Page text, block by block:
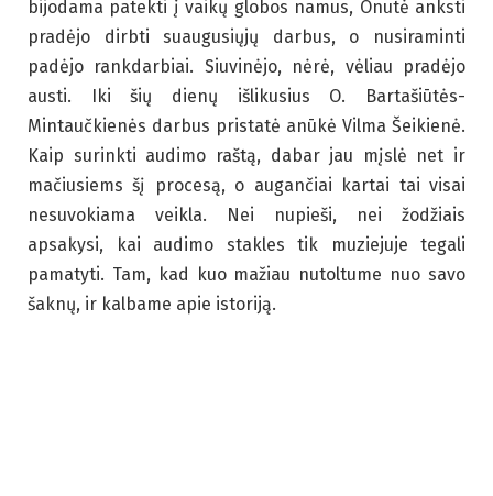
bijodama patekti į vaikų globos namus, Onutė anksti
pradėjo dirbti suaugusiųjų darbus, o nusiraminti
padėjo rankdarbiai. Siuvinėjo, nėrė, vėliau pradėjo
austi. Iki šių dienų išlikusius O. Bartašiūtės-
Mintaučkienės darbus pristatė anūkė Vilma Šeikienė.
Kaip surinkti audimo raštą, dabar jau mįslė net ir
mačiusiems šį procesą, o augančiai kartai tai visai
nesuvokiama veikla. Nei nupieši, nei žodžiais
apsakysi, kai audimo stakles tik muziejuje tegali
pamatyti. Tam, kad kuo mažiau nutoltume nuo savo
šaknų, ir kalbame apie istoriją.